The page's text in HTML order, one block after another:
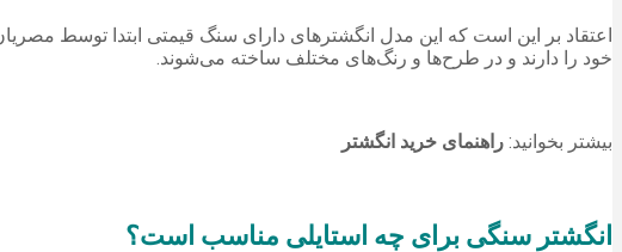
اعتقاد بر این است که این مدل انگشتر‌های دارای سنگ قیمتی ابتدا توسط
خود را دارند و در طرح‌ها و رنگ‌های مختلف ساخته می‌شوند.
بیشتر بخوانید: راهنمای خرید انگشتر
انگشتر سنگی برای چه استایلی مناسب است؟